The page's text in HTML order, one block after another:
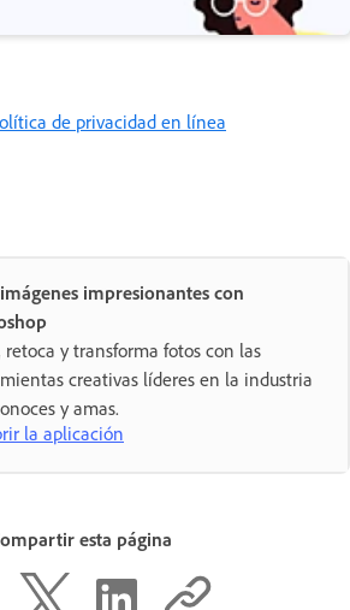
de privacidad en línea
impresionantes con
retoca y transforma fotos con las
creativas líderes en la industria
y amas.
la aplicación
esta página